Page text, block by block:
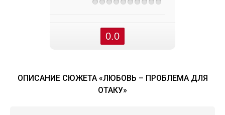
0.0
ОПИСАНИЕ СЮЖЕТА «ЛЮБОВЬ – ПРОБЛЕМА ДЛЯ
ОТАКУ»